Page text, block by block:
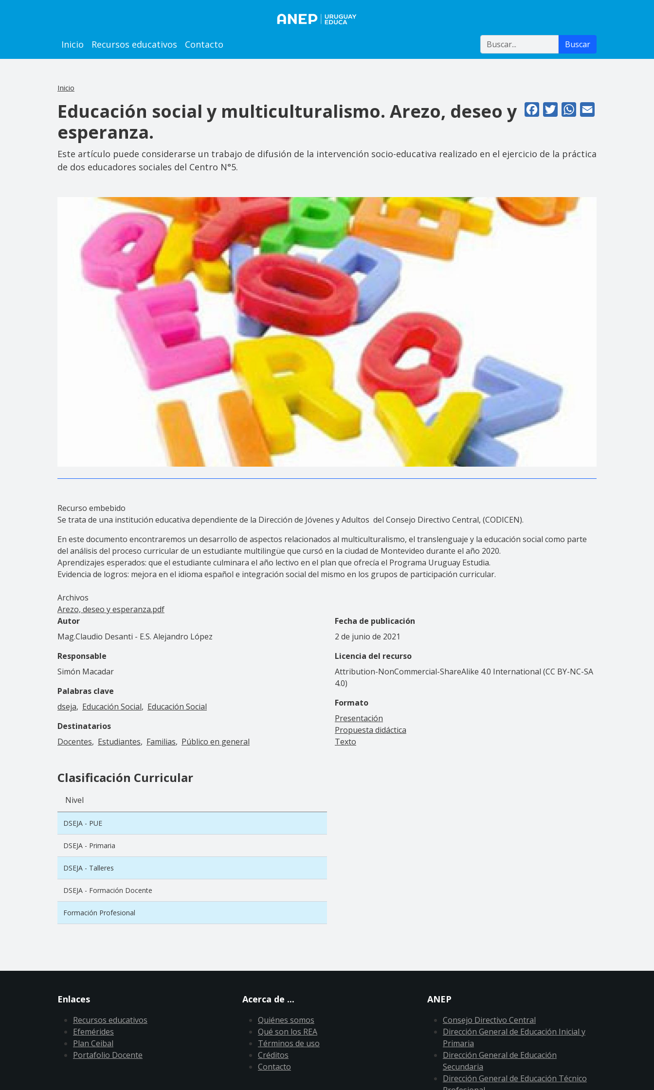
Main navigation
Inicio Recursos educativos Contacto Buscar Buscar
Inicio
FacebookTwitterWhatsApp
Educación social y multiculturalismo. Arezo, deseo y
esperanza.
Este artículo puede considerarse un trabajo de difusión de la intervención socio-educativa realizado en el ejercicio de la práctica
de dos educadores sociales del Centro N°5.
Recurso embebido
Se trata de una institución educativa dependiente de la Dirección de Jóvenes y Adultos del Consejo Directivo Central, (CODICEN).
En este documento encontraremos un desarrollo de aspectos relacionados al multiculturalismo, el translenguaje y la educación social como parte
del análisis del proceso curricular de un estudiante multilingüe que cursó en la ciudad de Montevideo durante el año 2020.
Aprendizajes esperados: que el estudiante culminara el año lectivo en el plan que ofrecía el Programa Uruguay Estudia.
Evidencia de logros: mejora en el idioma español e integración social del mismo en los grupos de participación curricular.
Archivos
Arezo, deseo y esperanza.pdf
Autor
Mag.Claudio Desanti - E.S. Alejandro López
Responsable
Simón Macadar
Palabras clave
dseja
Educación Social
Educación Social
Destinatarios
Docentes
Estudiantes Familias Público en general
Fecha de publicación
2 de junio de 2021
Licencia del recurso
Attribution-NonCommercial-ShareAlike 4.0 International (CC BY-NC-SA
4.0)
Formato
Presentación
Propuesta didáctica
Texto
Clasificación Curricular
Nivel
DSEJA - PUE
DSEJA - Primaria
DSEJA - Talleres
DSEJA - Formación Docente
Formación Profesional
Enlaces
Recursos educativos
Efemérides
Plan Ceibal
Portafolio Docente
Acerca de ...
Quiénes somos
Qué son los REA
Términos de uso
Créditos
Contacto
ANEP
Consejo Directivo Central
Dirección General de Educación Inicial y
Primaria
Dirección General de Educación
Secundaria
Dirección General de Educación Técnico